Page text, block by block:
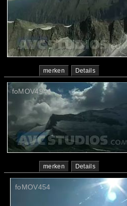
merken Details
foMOV4944
merken Details
foMOV454